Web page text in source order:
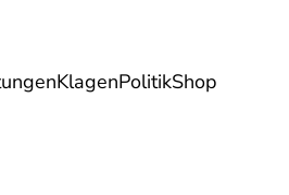
KlagenPolitikShop
Reise Verträge